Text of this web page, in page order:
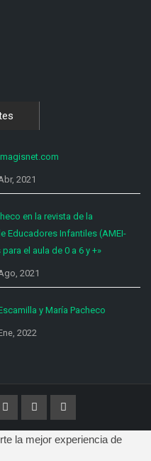
2021
en la revista de la
Educadores Infantiles (AMEI-
el aula de 0 a 6 y +»
2021
y María Pacheco
2022
la mejor experiencia de